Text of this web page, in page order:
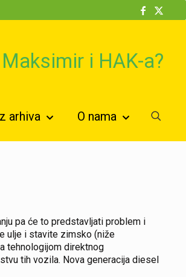
i HAK-a?
arhiva O nama
pa će to predstavljati problem i
ulje i stavite zimsko (niže
tehnologijom direktnog
tih vozila. Nova generacija diesel